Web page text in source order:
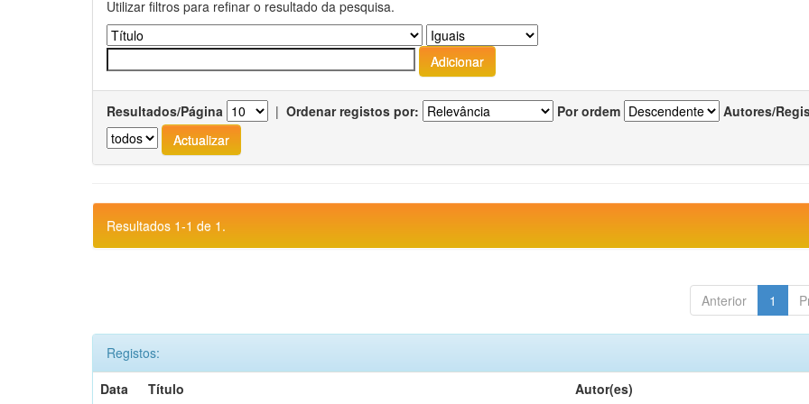
Utilizar filtros para refinar o resultado da pesquisa.
Resultados/Página | Ordenar registos por: Por ordem Autores/
Resultados 1-1 de 1.
Anterior 1
Registos:
Data
Título Autor(es)